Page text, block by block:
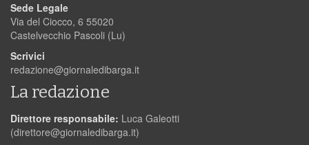
Sede Legale
Via del Ciocco, 6 55020
Castelvecchio Pascoli (Lu)
Scrivici
redazione@giornaledibarga.it
La redazione
Direttore responsabile: Luca Galeotti
(direttore@giornaledibarga.it)